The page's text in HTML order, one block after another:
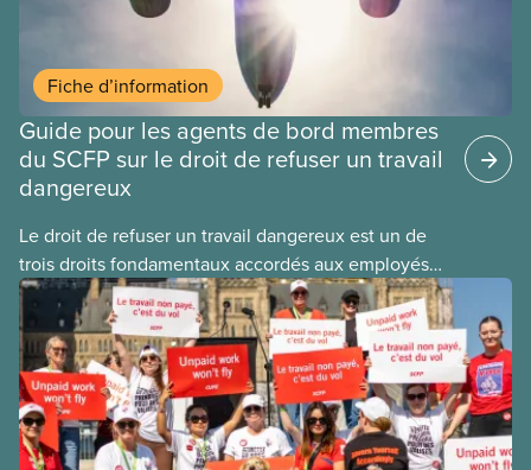
Fiche d’information
Guide pour les agents de bord membres
du SCFP sur le droit de refuser un travail
dangereux
Le droit de refuser un travail dangereux est un de
trois droits fondamentaux accordés aux employés
assujettis à la réglementation fédérale
et, légalement